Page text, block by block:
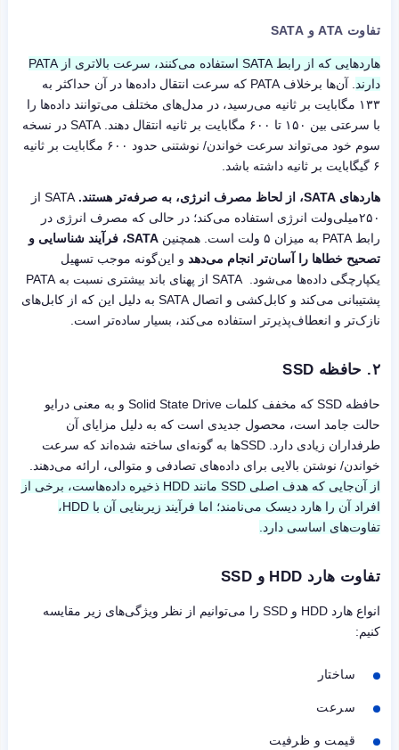
تفاوت ATA و SATA
هاردهایی که از رابط SATA استفاده می‌کنند، سرعت بالاتری از PATA
دارند
. آن‌ها برخلاف PATA که سرعت انتقال داده‌ها در آن حداکثر به
۱۳۳ مگابایت بر ثانیه می‌رسید، در مدل‌های مختلف می‌توانند داده‌ها را
با سرعتی بین ۱۵۰ تا ۶۰۰ مگابایت بر ثانیه انتقال دهند. SATA در نسخه
سوم خود می‌تواند سرعت خواندن/ نوشتنی حدود ۶۰۰ مگابایت بر ثانیه
۶ گیگابایت بر ثانیه داشته باشد.
هاردهای SATA، از لحاظ مصرف انرژی، به صرفه‌تر هستند.
SATA از
۲۵۰میلی‌ولت انرژی استفاده می‌کند؛ در حالی که مصرف انرژی در
رابط PATA به میزان ۵ ولت است. همچنین
SATA، فرآیند شناسایی و
تصحیح خطاها را آسان‌تر انجام می‌دهد و این‌گونه موجب تسهیل
یکپارچگی داده‌ها می‌شود. SATA از پهنای باند بیشتری نسبت به PATA
پشتیبانی می‌کند و کابل‌کشی و اتصال SATA به دلیل این که از کابل‌های
نازک‌تر و انعطاف‌پذیرتر استفاده می‌کند، بسیار ساده‌تر است.
۲. حافظه SSD
حافظه SSD که مخفف کلمات Solid State Drive و به معنی درایو
حالت جامد است، محصول جدیدی است که به دلیل مزایای آن
طرفداران زیادی دارد. SSDها به گونه‌ای ساخته شده‌اند که سرعت
خواندن/ نوشتن بالایی برای داده‌های تصادفی و متوالی، ارائه می‌دهند.
از آن‌جایی که هدف اصلی SSD مانند HDD ذخیره داده‌هاست، برخی از
افراد آن را هارد دیسک می‌نامند؛ اما فرآیند زیربنایی آن با HDD،
تفاوت‌های اساسی دارد.
تفاوت هارد HDD و SSD
انواع هارد HDD و SSD را می‌توانیم از نظر ویژگی‌های زیر مقایسه
کنیم:
ساختار
سرعت
قیمت و ظرفیت